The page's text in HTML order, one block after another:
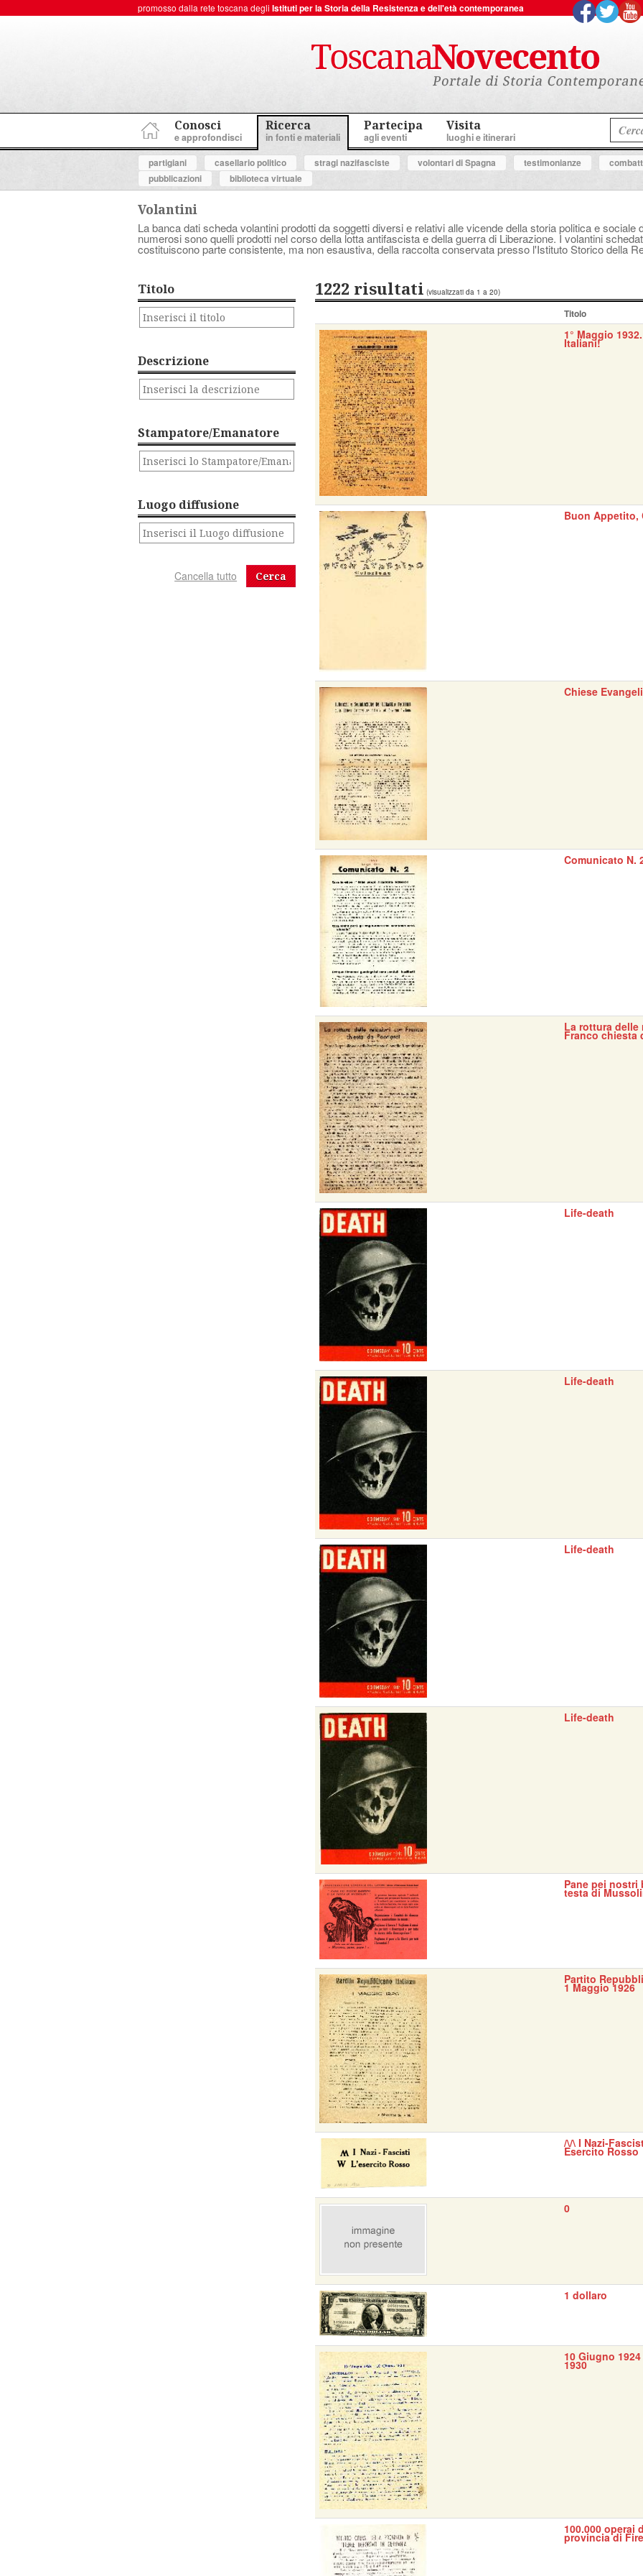
promosso dalla rete toscana degli Istituti per la Storia della Resistenza e dell'età contemporanea
Conosci
e approfondisci
Ricerca
in fonti e materiali
Partecipa
agli eventi
Visita
luoghi e itinerari
partigiani
casellario politico stragi nazifasciste volontari di Spagna testimonianze
pubblicazioni
biblioteca virtuale
Volantini
La banca dati scheda volantini prodotti da soggetti diversi e relativi alle vicende della storia politica e
numerosi sono quelli prodotti nel corso della lotta antifascista e della guerra di Liberazione. I volantini
costituiscono parte consistente, ma non esaustiva, della raccolta conservata presso l'Istituto Storico della
Titolo
Descrizione
Stampatore/Emanatore
Luogo diffusione
Cerca
1222 risultati (visualizzati da 1 a 20)
Titolo
1° Maggio
Italiani!
Buon Appetito,
Chiese
Comunicato N.
La rottura delle
Franco chiesta
Life-death
Life-death
Life-death
Life-death
Pane pei nostri
testa di
Partito
1 Maggio 1926
/\/\ I Nazi-
Esercito Rosso
0
1 dollaro
10 Giugno
1930
100.000 operai
provincia di